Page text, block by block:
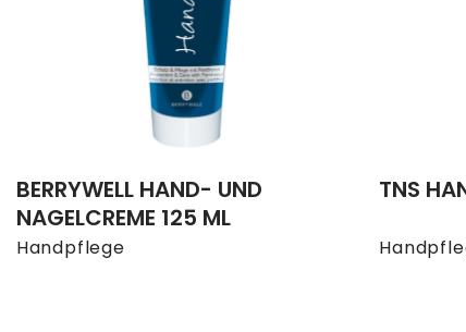
Handpflege
BERRYWELL HAND- UND
NAGELCREME 125 ML
TNS